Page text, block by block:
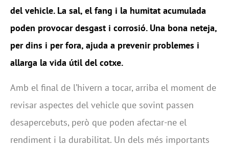
del vehicle. La sal, el fang i la humitat acumulada
poden provocar desgast i corrosió. Una bona neteja,
per dins i per fora, ajuda a prevenir problemes i
allarga la vida útil del cotxe.
Amb el final de l’hivern a tocar, arriba el moment de
revisar aspectes del vehicle que sovint passen
desapercebuts, però que poden afectar-ne el
rendiment i la durabilitat. Un dels més importants